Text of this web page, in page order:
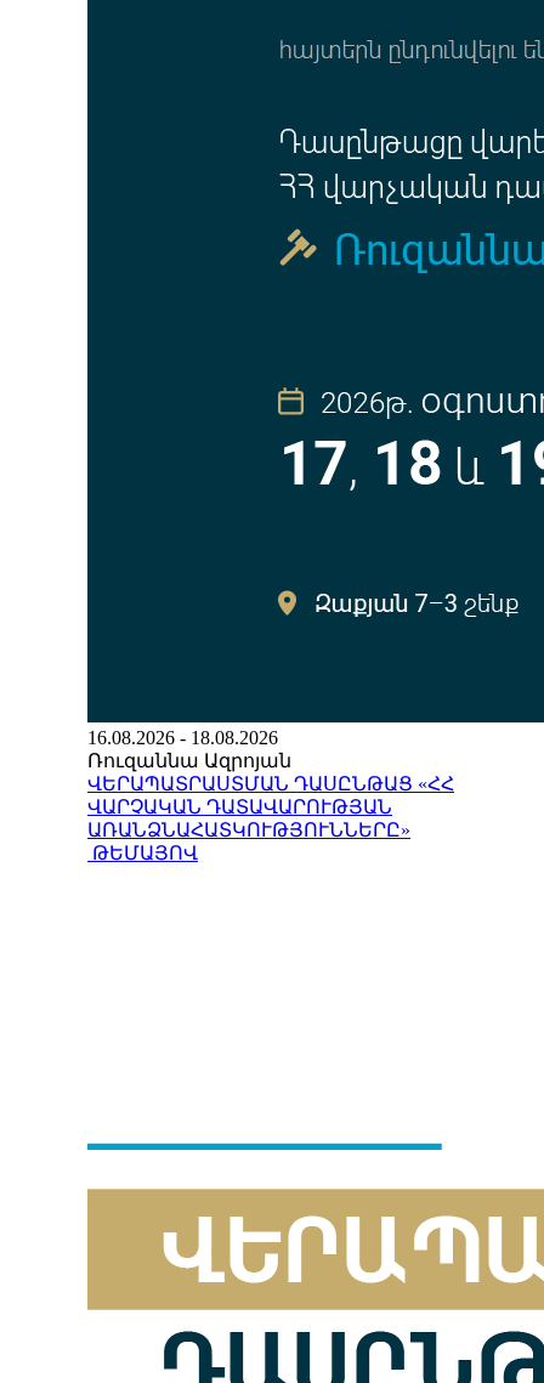
16.08.2026 - 18.08.2026
Ռուզաննա Ազրոյան
ՎԵՐԱՊԱՏՐԱՍՏՄԱՆ ԴԱՍԸՆԹԱՑ «ՀՀ
ՎԱՐՉԱԿԱՆ ԴԱՏԱՎԱՐՈՒԹՅԱՆ
ԱՌԱՆՁՆԱՀԱՏԿՈՒԹՅՈՒՆՆԵՐԸ»
ԹԵՄԱՅՈՎ